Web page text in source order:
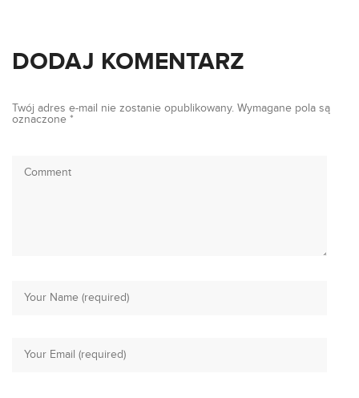
DODAJ KOMENTARZ
Twój adres e-mail nie zostanie opublikowany. Wymagane pola są
oznaczone *